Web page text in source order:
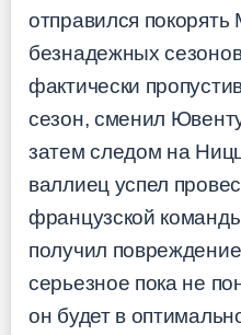
отправился
безнадежных
фактически
сезон, сменил
затем следом на
валлиец успел
французской
получил
серьезное пока не
он будет в